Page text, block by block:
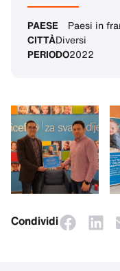
PAESE Paesi in
CITTÀDiversi
PERIODO2022
Condividi